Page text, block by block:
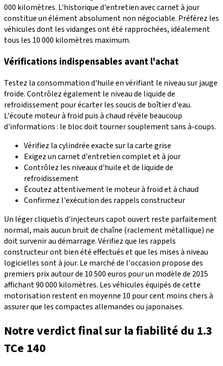
000 kilomètres. L'historique d'entretien avec carnet à jour
constitue un élément absolument non négociable. Préférez les
véhicules dont les vidanges ont été rapprochées, idéalement
tous les 10 000 kilomètres maximum.
Vérifications indispensables avant l'achat
Testez la consommation d'huile en vérifiant le niveau sur jauge
froide. Contrôlez également le niveau de liquide de
refroidissement pour écarter les soucis de boîtier d'eau.
L'écoute moteur à froid puis à chaud révèle beaucoup
d'informations : le bloc doit tourner souplement sans à-coups.
Vérifiez la cylindrée exacte sur la carte grise
Exigez un carnet d'entretien complet et à jour
Contrôlez les niveaux d'huile et de liquide de
refroidissement
Écoutez attentivement le moteur à froid et à chaud
Confirmez l'exécution des rappels constructeur
Un léger cliquetis d'injecteurs capot ouvert reste parfaitement
normal, mais aucun bruit de chaîne (raclement métallique) ne
doit survenir au démarrage. Vérifiez que les rappels
constructeur ont bien été effectués et que les mises à niveau
logicielles sont à jour. Le marché de l'occasion propose des
premiers prix autour de 10 500 euros pour un modèle de 2015
affichant 90 000 kilomètres. Les véhicules équipés de cette
motorisation restent en moyenne 10 pour cent moins chers à
assurer que les compactes allemandes ou japonaises.
Notre verdict final sur la fiabilité du 1.3
TCe 140